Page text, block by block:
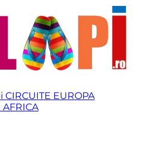
CIRCUITE EUROPA
AFRICA